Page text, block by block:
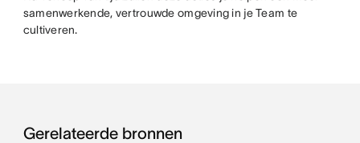
samenwerkende, vertrouwde omgeving in je Team te
cultiveren.
Gerelateerde bronnen